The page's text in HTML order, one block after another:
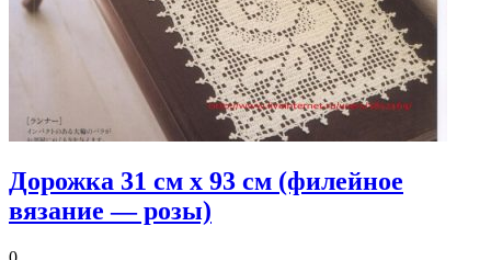
Дорожка 31 см х 93 см (филейное
вязание — розы)